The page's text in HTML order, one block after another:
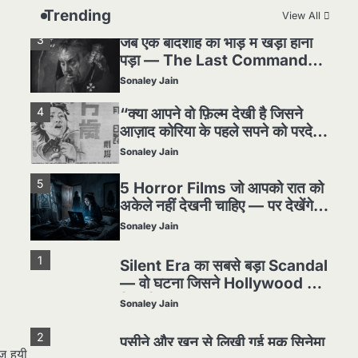
हुयी
Trending View All
3
जब एक बादशाह को भीड़ में खड़ा होना
पड़ा — The Last Command
(1928) Review
Sonaley Jain
4
“क्या आपने वो फ़िल्म देखी है जिसने
आज़ाद कोरिया के पहले सपने को परदे
पर उतारा? — Viva Freedom!
Sonaley Jain
5
5 Horror Films जो आपको रात को
अकेले नहीं देखनी चाहिए — पर देखेंगे
ज़रूर
Sonaley Jain
1
Silent Era का सबसे बड़ा Scandal
— वो घटना जिसने Hollywood को
हिला दिया
Sonaley Jain
2
पसीने और खून से लिखी गई मूक सिनेमा